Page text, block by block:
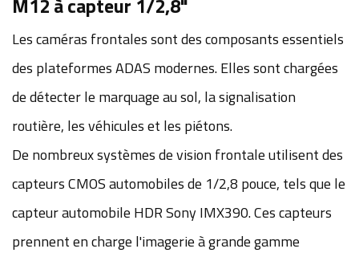
Les caméras frontales sont des composants essentiels
des plateformes ADAS modernes. Elles sont chargées
de détecter le marquage au sol, la signalisation
routière, les véhicules et les piétons.
De nombreux systèmes de vision frontale utilisent des
capteurs CMOS automobiles de 1/2,8 pouce, tels que le
capteur automobile HDR Sony IMX390. Ces capteurs
prennent en charge l'imagerie à grande gamme